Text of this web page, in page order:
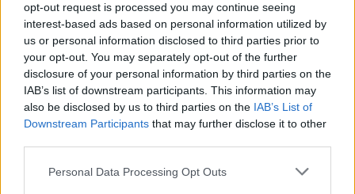
opt-out request is processed you may continue seeing
interest-based ads based on personal information utilized by
us or personal information disclosed to third parties prior to
your opt-out. You may separately opt-out of the further
disclosure of your personal information by third parties on the
IAB’s list of downstream participants. This information may
also be disclosed by us to third parties on the IAB’s List of
Downstream Participants that may further disclose it to other
Please note that this website/app uses one or more Google
Personal Data Processing Opt Outs
Veszített Ózdon a karlendítős
botrányba keveredett ellenzéki
jelölt
2021. szeptember 30.